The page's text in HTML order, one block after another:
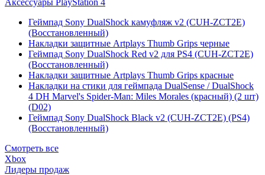
Аксессуары PlayStation 4
Геймпад Sony DualShock камуфляж v2 (CUH-ZCT2E)
(Восстановленный)
Накладки защитные Artplays Thumb Grips черные
Геймпад Sony DualShock Red v2 для PS4 (CUH-ZCT2E)
(Восстановленный)
Накладки защитные Artplays Thumb Grips красные
Накладки на стики для геймпада DualSense / DualShock
4 DH Marvel's Spider-Man: Miles Morales (красный) (2 шт)
(D02)
Геймпад Sony DualShock Black v2 (CUH-ZCT2E) (PS4)
(Восстановленный)
Смотреть все
Xbox
Лидеры продаж